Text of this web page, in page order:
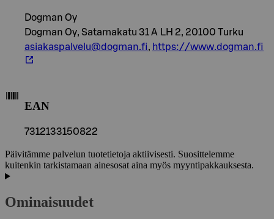
Dogman Oy
Dogman Oy, Satamakatu 31 A LH 2, 20100 Turku
asiakaspalvelu@dogman.fi, https://www.dogman.fi
EAN
7312133150822
Päivitämme palvelun tuotetietoja aktiivisesti. Suosittelemme
kuitenkin tarkistamaan ainesosat aina myös myyntipakkauksesta.
Ominaisuudet